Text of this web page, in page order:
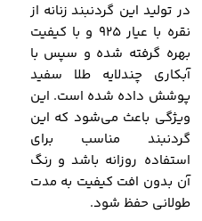
در تولید این گردنبند زنانه از
نقره با عیار 925 و با کیفیت
بهره گرفته شده و سپس با
آبکاری چندلایه طلا سفید
پوشش داده شده است. این
ویژگی باعث می‌شود که این
گردنبند مناسب برای
استفاده روزانه باشد و رنگ
آن بدون افت کیفیت به مدت
طولانی حفظ شود.